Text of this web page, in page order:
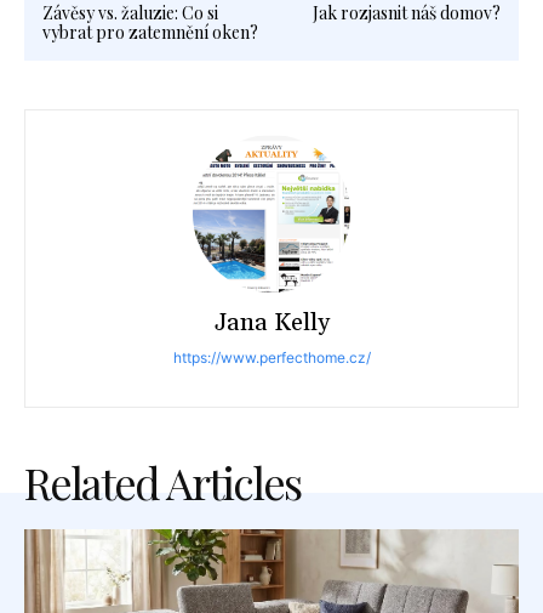
Závěsy vs. žaluzie: Co si
vybrat pro zatemnění oken?
Jak rozjasnit náš domov?
Jana Kelly
https://www.perfecthome.cz/
Related Articles